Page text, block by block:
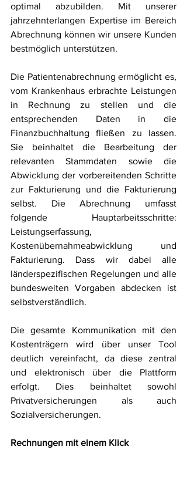
optimal abzubilden. Mit unserer
jahrzehnterlangen Expertise im Bereich
Abrechnung können wir unsere Kunden
bestmöglich unterstützen.
Die Patientenabrechnung ermöglicht es,
vom Krankenhaus erbrachte Leistungen
in Rechnung zu stellen und die
entsprechenden Daten in die
Finanzbuchhaltung fließen zu lassen.
Sie beinhaltet die Bearbeitung der
relevanten Stammdaten sowie die
Abwicklung der vorbereitenden Schritte
zur Fakturierung und die Fakturierung
selbst. Die Abrechnung umfasst
folgende Hauptarbeitsschritte:
Leistungserfassung,
Kostenübernahmeabwicklung und
Fakturierung. Dass wir dabei alle
länderspezifischen Regelungen und alle
bundesweiten Vorgaben abdecken ist
selbstverständlich.
Die gesamte Kommunikation mit den
Kostenträgern wird über unser Tool
deutlich vereinfacht, da diese zentral
und elektronisch über die Plattform
erfolgt. Dies beinhaltet sowohl
Privatversicherungen als auch
Sozialversicherungen.
Rechnungen mit einem Klick